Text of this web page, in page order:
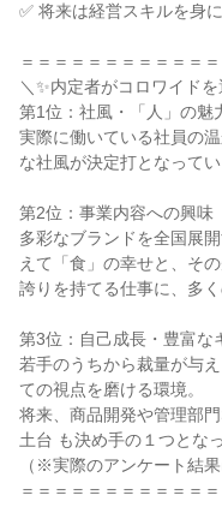
✅ 将来は経営スキルを身
＝＝＝＝＝＝＝＝＝＝＝
＼✨内定者がコロワイド
第1位：社風・「人」の魅
実際に働いている社員の
な社風が決定打となってい
第2位：事業内容への興味
多彩なブランドを全国展
えて「食」の幸せと、そ
誇りを持てる仕事に、多
第3位：自己成長・豊富な
若手のうちから裁量が与
ての視点を磨ける環境。
将来、商品開発や管理部
土台 も決め手の１つとな
（※実際のアンケート結
＝＝＝＝＝＝＝＝＝＝＝